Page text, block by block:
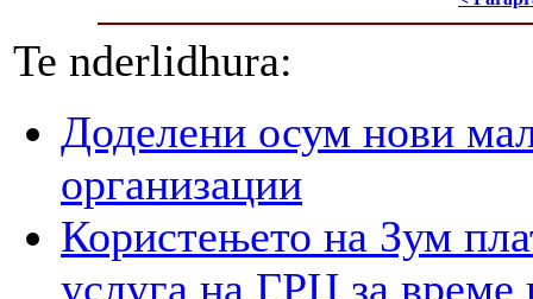
Te nderlidhura:
Доделени осум нови
организации
Користењето на Зум
услуга на ГРЦ за време